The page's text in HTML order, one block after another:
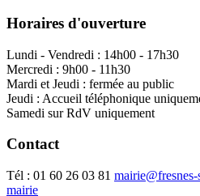
Horaires d'ouverture
Lundi - Vendredi : 14h00 - 17h30
Mercredi : 9h00 - 11h30
Mardi et Jeudi : fermée au public
Jeudi : Accueil téléphonique
Samedi sur RdV uniquement
Contact
Tél : 01 60 26 03 81
mairie